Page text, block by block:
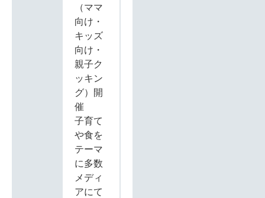
（ママ
向け・
キッズ
向け・
親子ク
ッキン
グ）開
催
子育て
や食を
テーマ
に多数
メディ
アにて